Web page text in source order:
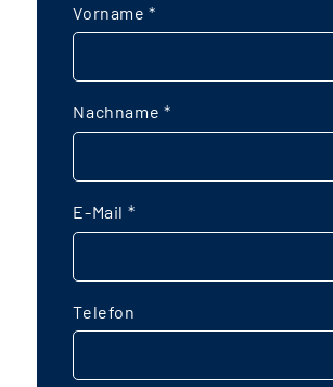
Vorname*
Nachname*
E-Mail *
Telefon